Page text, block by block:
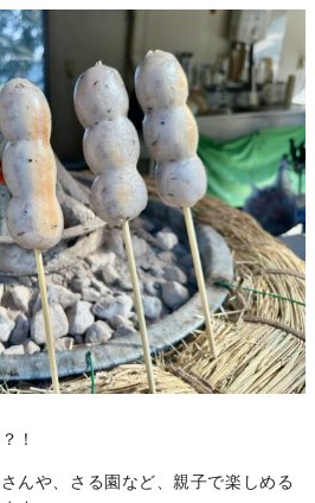
！
んや、さる園など、親子で楽しめる